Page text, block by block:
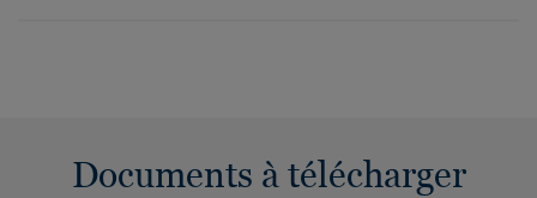
Documents à télécharger